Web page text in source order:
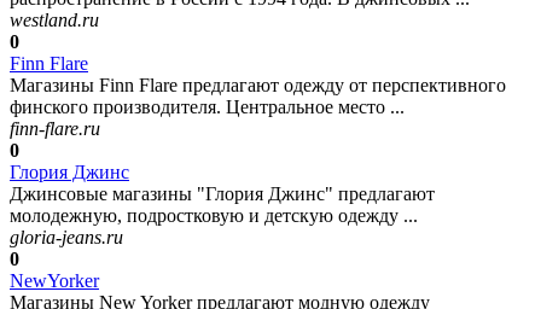
westland.ru
0
Finn Flare
Магазины Finn Flare предлагают одежду от перспективного
финского производителя. Центральное место ...
finn-flare.ru
0
Глория Джинс
Джинсовые магазины "Глория Джинс" предлагают
молодежную, подростковую и детскую одежду ...
gloria-jeans.ru
0
NewYorker
Магазины New Yorker предлагают модную одежду